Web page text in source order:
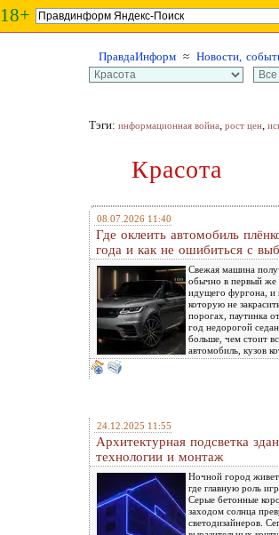
18+
ПравдаИнформ ≈ Новости,
Тэги: информационная война, рост цен,
Красота
08.07.2026 11:40
Где оклеить автомобиль
года и как не ошибиться с
Свежая машина
обычно в первый же
идущего фургона, и
которую не
порогах, паутинка
год недорогой
больше, чем стоит
автомобиль, кузов
24.12.2025 11:55
Архитектурная подсветка
технологии и монтаж
Ночной город живет
где главную роль
Серые бетонные
заходом солнца
светодизайнеров.